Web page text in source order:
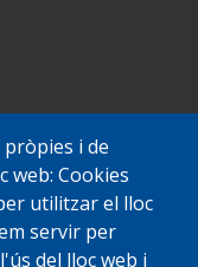
i de
web: Cookies
utilitzar el lloc
servir per
del lloc web i